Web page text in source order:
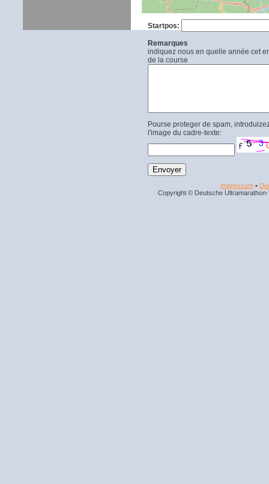
Startpos:
Remarques
indiquez nous en quelle année cet
de la course
Pourse proteger de spam,
l'image du cadre-texte:
Impressum •
Copyright © Deutsche